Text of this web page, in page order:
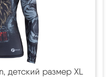
детский размер XL